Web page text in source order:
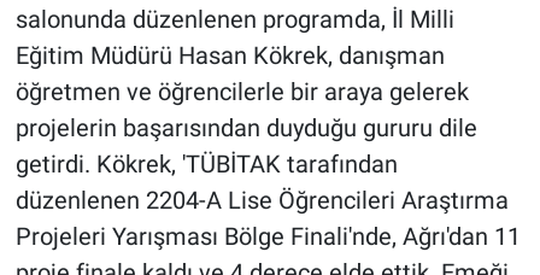
salonunda düzenlenen programda, İl Milli
Eğitim Müdürü Hasan Kökrek, danışman
öğretmen ve öğrencilerle bir araya gelerek
projelerin başarısından duyduğu gururu dile
getirdi. Kökrek, 'TÜBİTAK tarafından
düzenlenen 2204-A Lise Öğrencileri Araştırma
Projeleri Yarışması Bölge Finali'nde, Ağrı'dan 11